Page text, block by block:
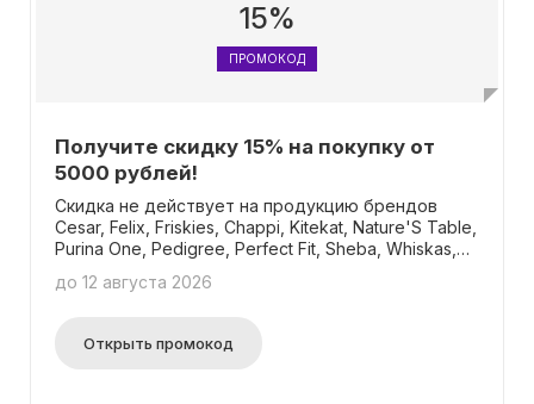
15%
ПРОМОКОД
Получите скидку 15% на покупку от
5000 рублей!
Скидка не действует на продукцию брендов
Cesar, Felix, Friskies, Chappi, Kitekat, Nature'S Table,
Purina One, Pedigree, Perfect Fit, Sheba, Whiskas,
Pro Plan. Бонусные баллы за участие в акции не
бонусной программе. Скидка не суммируется с
другими специальными предложениями.
до 12 августа 2026
Открыть промокод